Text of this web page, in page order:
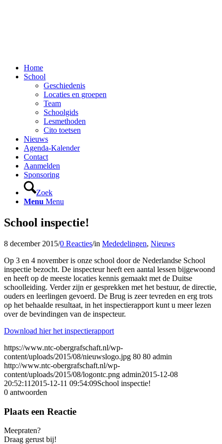
Home
School
Geschiedenis
Locaties en groepen
Team
Schoolgids
Lesmethoden
Cito toetsen
Nieuws
Agenda-Kalender
Contact
Aanmelden
Sponsoring
Zoek
Menu Menu
School inspectie!
8 december 2015/0 Reacties/in Mededelingen, Nieuws
Op 3 en 4 november is onze school door de Nederlandse School
inspectie bezocht. De inspecteur heeft een aantal lessen bijgewoond
en heeft op de meeste locaties kennis gemaakt met de Duitse
schoolleiding. Verder zijn er gesprekken met het bestuur, de directie,
ouders en leerlingen gevoerd. De Brug is zeer tevreden en erg trots
op het behaalde resultaat, in het inspectierapport kunt u meer lezen
over de bevindingen van de inspecteur.
Download hier het inspectierapport
https://www.ntc-obergrafschaft.nl/wp-
content/uploads/2015/08/nieuwslogo.jpg 80 80 admin
http://www.ntc-obergrafschaft.nl/wp-
content/uploads/2015/08/logontc.png admin2015-12-08
20:52:11 2015-12-11 09:54:09School inspectie!
0 antwoorden
Plaats een Reactie
Meepraten?
Draag gerust bij!